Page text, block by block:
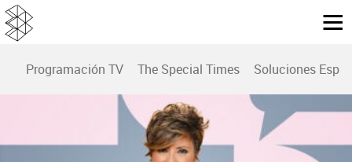
Programación TV The Special Times Soluciones